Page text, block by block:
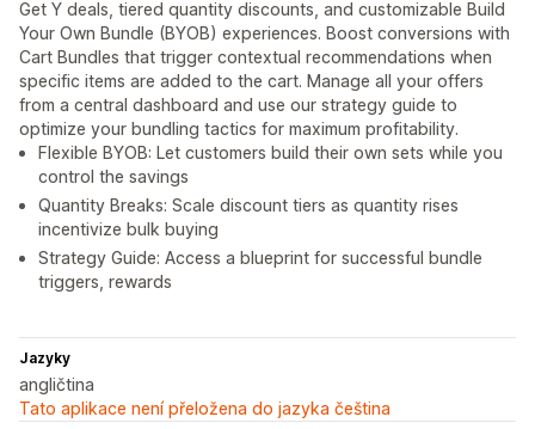
Get Y deals, tiered quantity discounts, and customizable Build
Your Own Bundle (BYOB) experiences. Boost conversions with
Cart Bundles that trigger contextual recommendations when
specific items are added to the cart. Manage all your offers
from a central dashboard and use our strategy guide to
optimize your bundling tactics for maximum profitability.
Flexible BYOB: Let customers build their own sets while you
control the savings
Quantity Breaks: Scale discount tiers as quantity rises
incentivize bulk buying
Strategy Guide: Access a blueprint for successful bundle
triggers, rewards
Jazyky
angličtina
Tato aplikace není přeložena do jazyka čeština